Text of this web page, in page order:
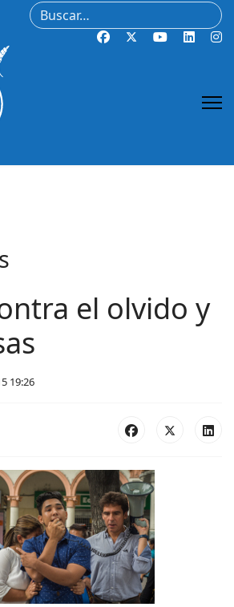
Buscar
el olvido y
19:26